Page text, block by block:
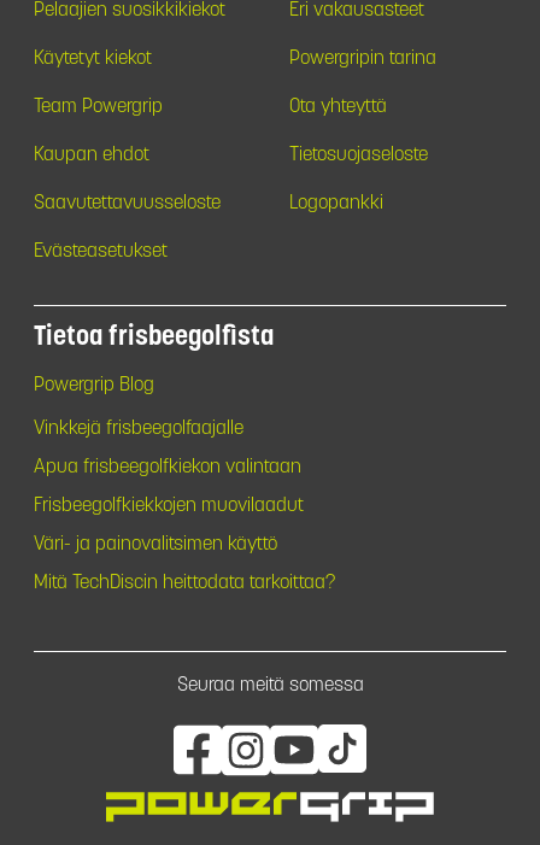
Pelaajien suosikkikiekot Eri vakausasteet
Käytetyt kiekot Powergripin tarina
Team Powergrip Ota yhteyttä
Kaupan ehdot Tietosuojaseloste
Saavutettavuusseloste Logopankki
Evästeasetukset
Tietoa frisbeegolfista
Powergrip Blog
Vinkkejä frisbeegolfaajalle
Apua frisbeegolfkiekon valintaan
Frisbeegolfkiekkojen muovilaadut
Väri- ja painovalitsimen käyttö
Mitä TechDiscin heittodata tarkoittaa?
Seuraa meitä somessa